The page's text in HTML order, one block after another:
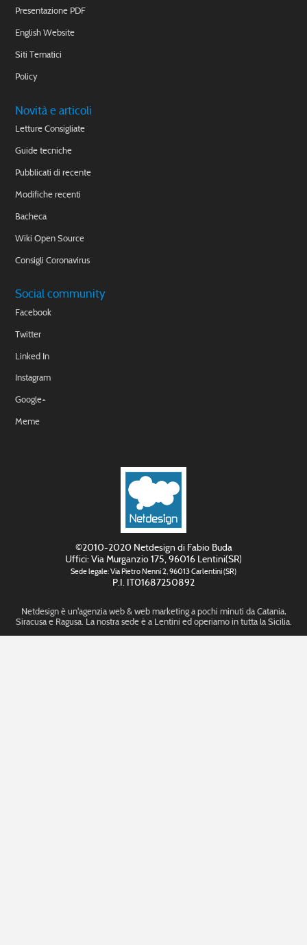
Presentazione PDF
English Website
Siti Tematici
Policy
Novità e articoli
Letture Consigliate
Guide tecniche
Pubblicati di recente
Modifiche recenti
Bacheca
Wiki Open Source
Consigli Coronavirus
Social community
Facebook
Twitter
Linked In
Instagram
Google+
Meme
©2010-2020 Netdesign di Fabio Buda
Uffici: Via Murganzio 175, 96016 Lentini(SR)
Sede legale: Via Pietro Nenni 2, 96013 Carlentini (SR)
P.I. IT01687250892
Netdesign è un'agenzia web & web marketing a pochi minuti da Catania,
Siracusa e Ragusa. La nostra sede è a Lentini ed operiamo in tutta la Sicilia.